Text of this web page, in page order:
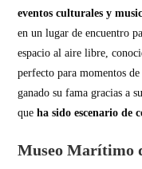
eventos culturales y
en un lugar de encuentro
espacio al aire libre,
perfecto para momentos
ganado su fama gracias a
que ha sido escenario de
Museo Marítimo